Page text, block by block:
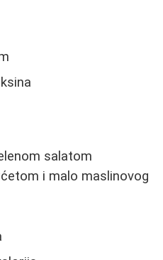
salatom
i malo maslinovog